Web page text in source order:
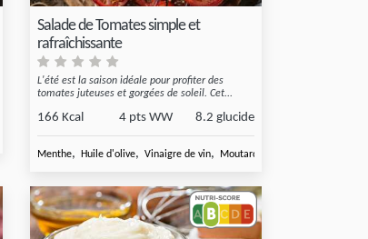
Petits pois surgelés,Ciboule
Salade de Tomates simple et
rafraîchissante
L'été est la saison idéale pour profiter des
tomates juteuses et gorgées de soleil. Cet...
166 Kcal 4 pts WW 8.2 glucide
Menthe, Huile d'olive, Vinaigre de vin, Moutarde